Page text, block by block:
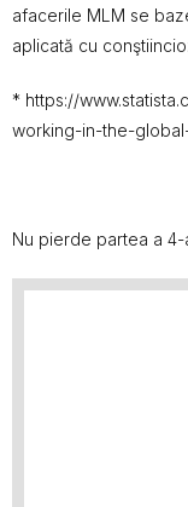
afacerile MLM se
aplicată cu
* https://
working-in-the-
Nu pierde partea a